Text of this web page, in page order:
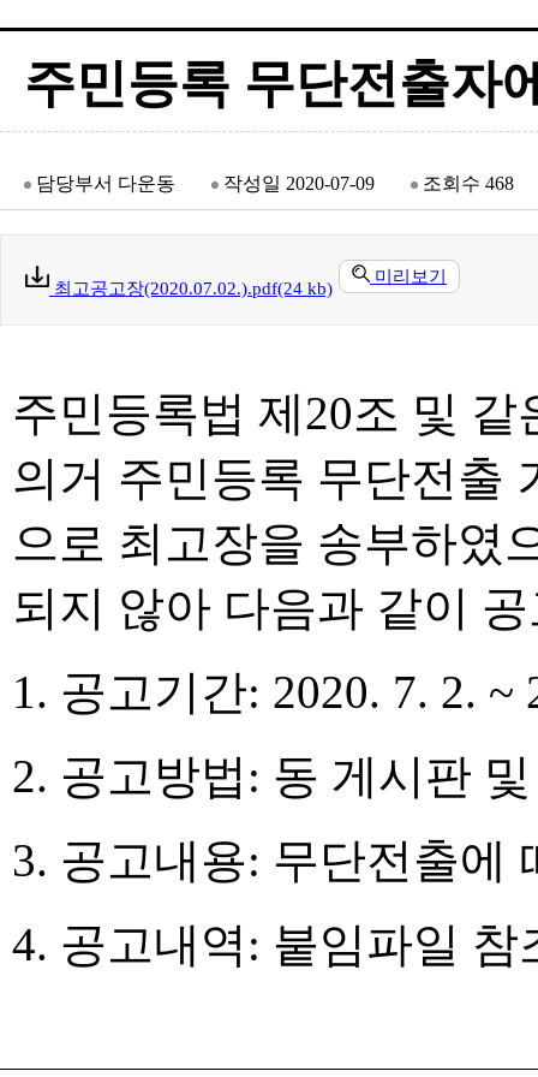
주민등록 무단전출자
담당부서 다운동 작성일 2020-07-09 조회수 468
최고공고장(2020.07.02.).pdf(24 kb)
미리보기
주민등록법 제20조 및
의거 주민등록 무단전출
으로 최고장을 송부하였
되지 않아 다음과 같이
1. 공고기간: 2020. 7. 2. ~
2. 공고방법: 동 게시판
3. 공고내용: 무단전출에
4. 공고내역: 붙임파일 참